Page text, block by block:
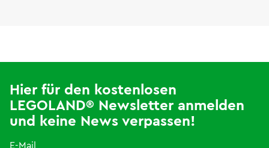
Hier für den kostenlosen
LEGOLAND® Newsletter anmelden
und keine News verpassen!
E-Mail